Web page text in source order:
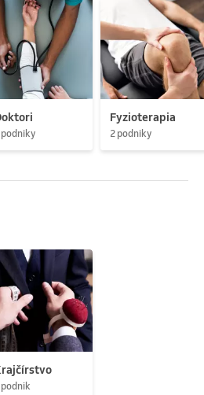
podniky
Fyzioterapia
2 podniky
podnik